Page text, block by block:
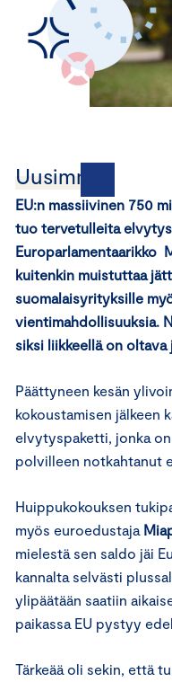
Uusimmat
EU:n massiivinen 750
tuo tervetulleita
Europarlamentaarikko
kuitenkin muistuttaa
suomalaisyrityksille
vientimahdollisuuksia.
siksi liikkeellä on oltava
Päättyneen kesän
kokoustamisen jälkeen
elvytyspaketti, jonka
polvilleen notkahtanut
Huippukokouksen
myös euroedustaja
mielestä sen saldo jäi
kannalta selvästi
ylipäätään saatiin
paikassa EU pystyy
Tärkeää oli sekin, että